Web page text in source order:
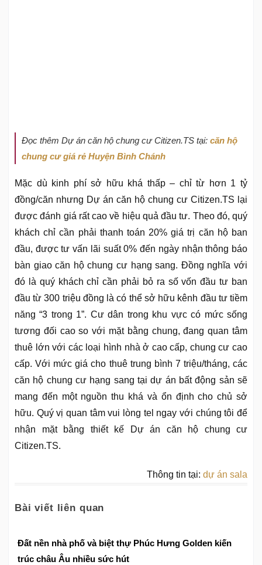
Đọc thêm Dự án căn hộ chung cư Citizen.TS tại: căn hộ
chung cư giá rẻ Huyện Bình Chánh
Mặc dù kinh phí sở hữu khá thấp – chỉ từ hơn 1 tỷ
đồng/căn nhưng Dự án căn hộ chung cư Citizen.TS lại
được đánh giá rất cao về hiệu quả đầu tư. Theo đó, quý
khách chỉ cần phải thanh toán 20% giá trị căn hộ ban
đầu, được tư vấn lãi suất 0% đến ngày nhận thông báo
bàn giao căn hộ chung cư hạng sang. Đồng nghĩa với
đó là quý khách chỉ cần phải bỏ ra số vốn đầu tư ban
đầu từ 300 triệu đồng là có thể sở hữu kênh đầu tư tiềm
năng “3 trong 1”. Cư dân trong khu vực có mức sống
tương đối cao so với mặt bằng chung, đang quan tâm
thuê lớn với các loại hình nhà ở cao cấp, chung cư cao
cấp. Với mức giá cho thuê trung bình 7 triệu/tháng, các
căn hộ chung cư hạng sang tại dự án bất động sản sẽ
mang đến một nguồn thu khá và ổn định cho chủ sở
hữu. Quý vị quan tâm vui lòng tel ngay với chúng tôi để
nhận mặt bằng thiết kế Dự án căn hộ chung cư
Citizen.TS.
Thông tin tại: dự án sala
Bài viết liên quan
Đất nền nhà phố và biệt thự Phúc Hưng Golden kiến
trúc châu Âu nhiều sức hút